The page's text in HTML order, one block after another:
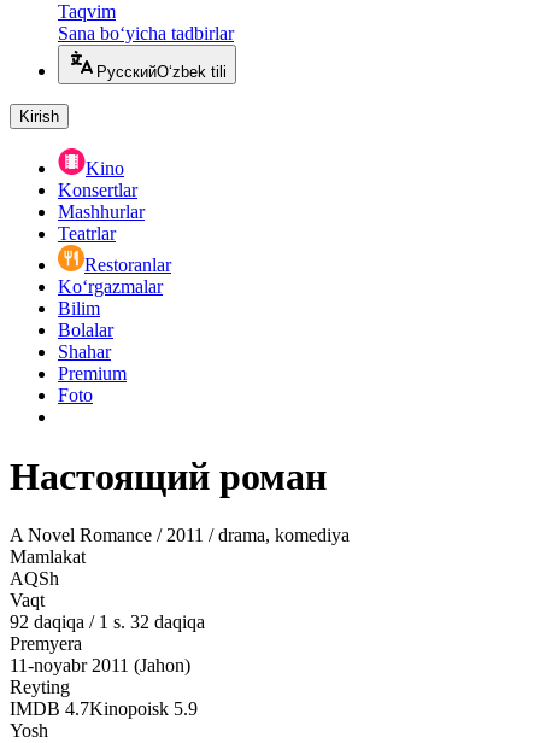
Taqvim
Sana bo‘yicha tadbirlar
РусскийO‘zbek tili
Kirish
Kino
Konsertlar
Mashhurlar
Teatrlar
Restoranlar
Ko‘rgazmalar
Bilim
Bolalar
Shahar
Premium
Foto
Настоящий роман
A Novel Romance / 2011 / drama, komediya
Mamlakat
AQSh
Vaqt
92 daqiqa / 1 s. 32 daqiqa
Premyera
11-noyabr 2011 (Jahon)
Reyting
IMDB 4.7Kinopoisk 5.9
Yosh